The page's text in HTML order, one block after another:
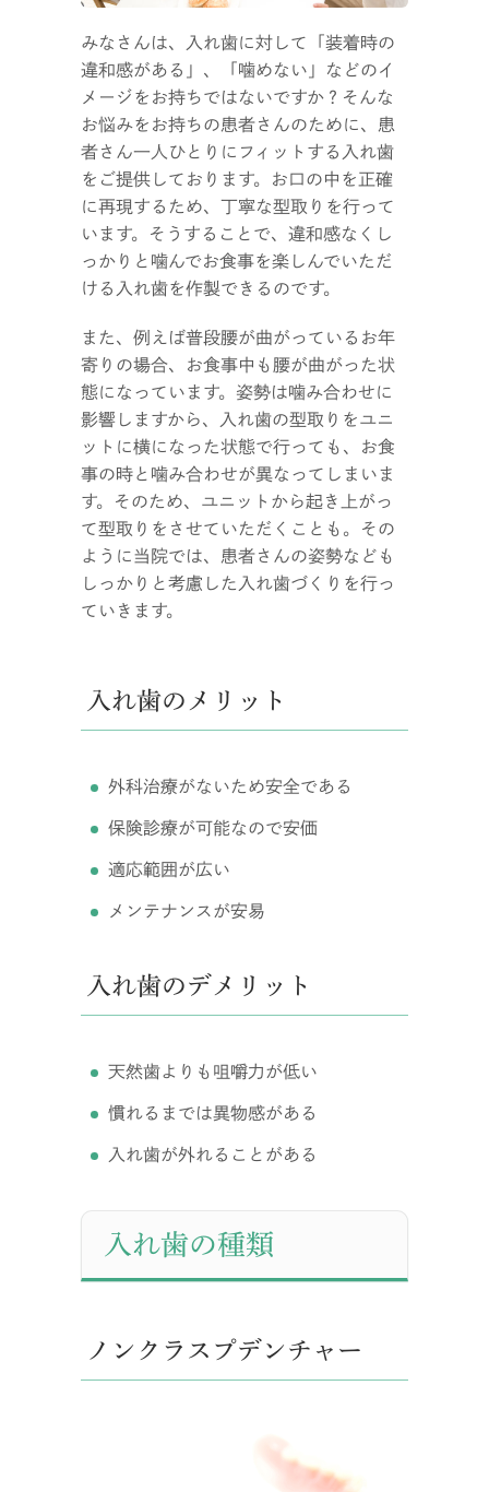
みなさんは、入れ歯に対して「装着時の
違和感がある」、「噛めない」などのイ
メージをお持ちではないですか？そんな
お悩みをお持ちの患者さんのために、患
者さん一人ひとりにフィットする入れ歯
をご提供しております。お口の中を正確
に再現するため、丁寧な型取りを行って
います。そうすることで、違和感なくし
っかりと噛んでお食事を楽しんでいただ
ける入れ歯を作製できるのです。
また、例えば普段腰が曲がっているお年
寄りの場合、お食事中も腰が曲がった状
態になっています。姿勢は噛み合わせに
影響しますから、入れ歯の型取りをユニ
ットに横になった状態で行っても、お食
事の時と噛み合わせが異なってしまいま
す。そのため、ユニットから起き上がっ
て型取りをさせていただくことも。その
ように当院では、患者さんの姿勢なども
しっかりと考慮した入れ歯づくりを行っ
ていきます。
入れ歯のメリット
外科治療がないため安全である
保険診療が可能なので安価
適応範囲が広い
メンテナンスが安易
入れ歯のデメリット
天然歯よりも咀嚼力が低い
慣れるまでは異物感がある
入れ歯が外れることがある
入れ歯の種類
ノンクラスプデンチャー